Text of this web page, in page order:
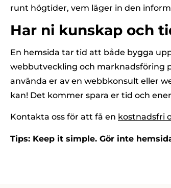
runt högtider, vem läger in den
Har ni kunskap och
En hemsida tar tid att både bygga
webbutveckling och marknadsföring
använda er av en webbkonsult eller
kan! Det kommer spara er tid och
Kontakta oss för att få en kostnadsfri
Tips: Keep it simple. Gör inte